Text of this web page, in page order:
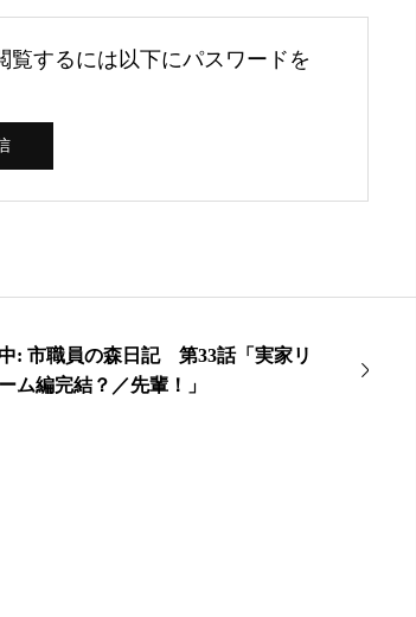
覧するには以下にパスワードを
: 市職員の森日記 第33話「実家リ
ム編完結？／先輩！」